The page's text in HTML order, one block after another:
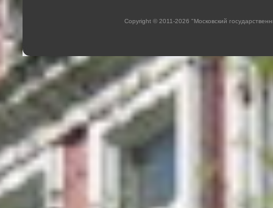
Copyright © 2011-2026 "Московский